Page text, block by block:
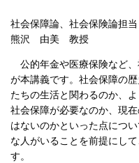
社会保障論、社会保険論担当
熊沢 由美 教授
公的年金や医療保険など
が本講義です。社会保障の
たちの生活と関わるのか、
社会保障が必要なのか、現
はないのかといった点につ
な人がいることを前提にし
す。